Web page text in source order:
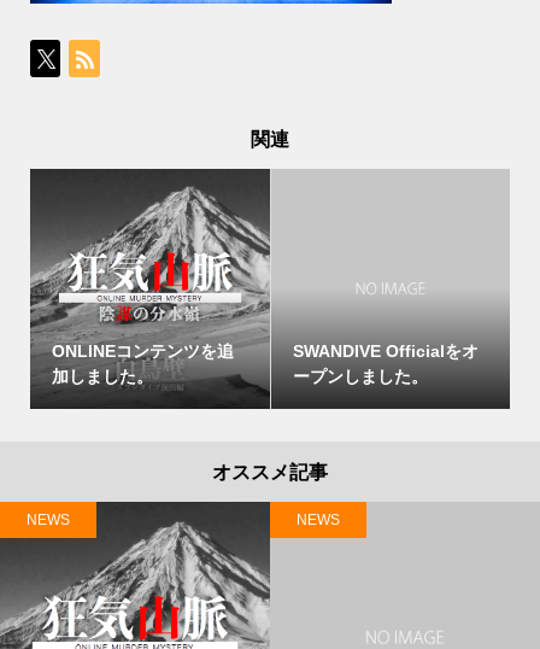
関連
ONLINEコンテンツを追
加しました。
SWANDIVE Officialをオ
ープンしました。
オススメ記事
NEWS NEWS